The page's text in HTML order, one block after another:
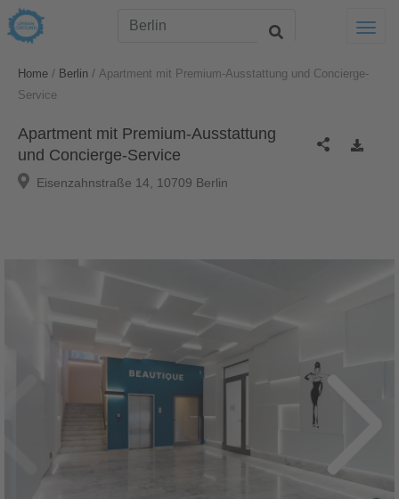
Home / Berlin / Apartment mit Premium-Ausstattung und Concierge-
Service
Apartment mit Premium-Ausstattung
und Concierge-Service
Eisenzahnstraße 14, 10709 Berlin